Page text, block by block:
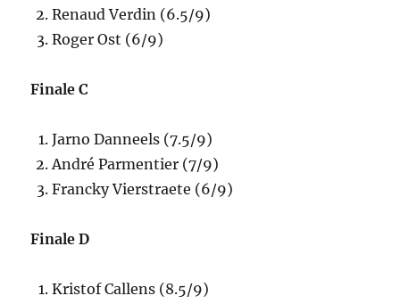
Renaud Verdin (6.5/9)
Roger Ost (6/9)
Finale C
Jarno Danneels (7.5/9)
André Parmentier (7/9)
Francky Vierstraete (6/9)
Finale D
Kristof Callens (8.5/9)